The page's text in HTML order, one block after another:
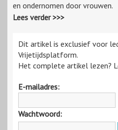
en ondernomen door vrouwen.
Lees verder >>>
Dit artikel is exclusief voor
Vrijetijdsplatform.
Het complete artikel lezen?
E-mailadres:
Wachtwoord: